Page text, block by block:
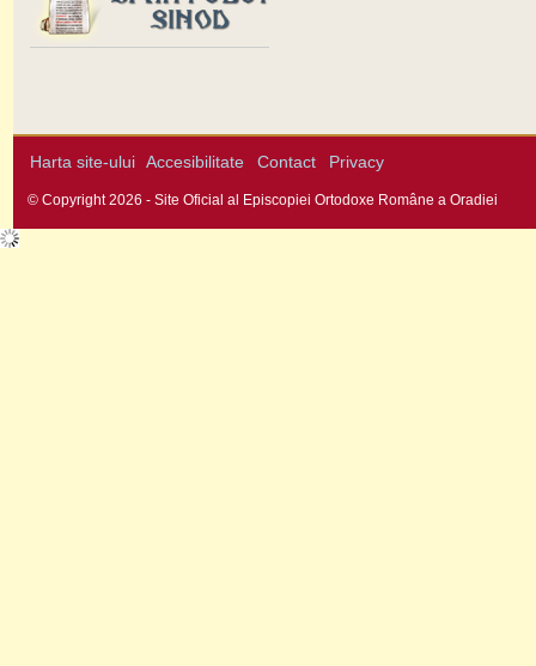
Harta site-ului Accesibilitate Contact Privacy
© Copyright 2026 - Site Oficial al Episcopiei Ortodoxe Române a Oradiei